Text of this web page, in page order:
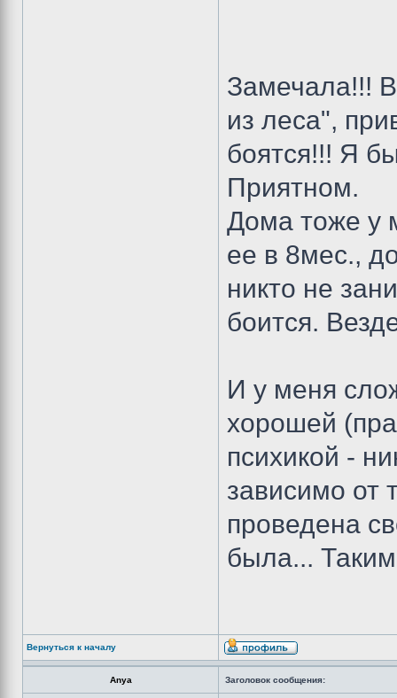
Замечала!!!
из леса",
боятся!!! Я
Приятном.
Дома тоже у
ее в 8мес.,
никто не
боится.
И у меня
хорошей
психикой -
зависимо от
проведена
была...
Вернуться к началу
Anya Заголовок сообщения: